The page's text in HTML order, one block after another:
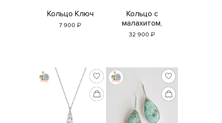
Кольцо Ключ
7 900 ₽
Кольцо с
малахитом,
офитом и яшмой
32 900 ₽